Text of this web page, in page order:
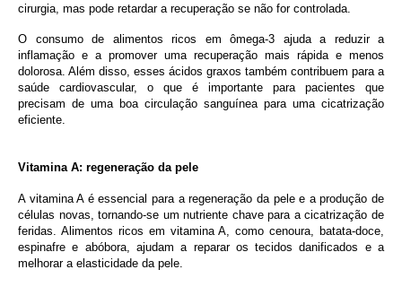
cirurgia, mas pode retardar a recuperação se não for controlada.
O consumo de alimentos ricos em ômega-3 ajuda a reduzir a
inflamação e a promover uma recuperação mais rápida e menos
dolorosa. Além disso, esses ácidos graxos também contribuem para a
saúde cardiovascular, o que é importante para pacientes que
precisam de uma boa circulação sanguínea para uma cicatrização
eficiente.
Vitamina A: regeneração da pele
A vitamina A é essencial para a regeneração da pele e a produção de
células novas, tornando-se um nutriente chave para a cicatrização de
feridas. Alimentos ricos em vitamina A, como cenoura, batata-doce,
espinafre e abóbora, ajudam a reparar os tecidos danificados e a
melhorar a elasticidade da pele.